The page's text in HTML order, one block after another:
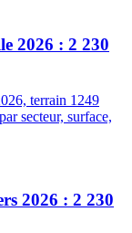
2026 : 2 230
terrain 1249
secteur, surface,
2026 : 2 230